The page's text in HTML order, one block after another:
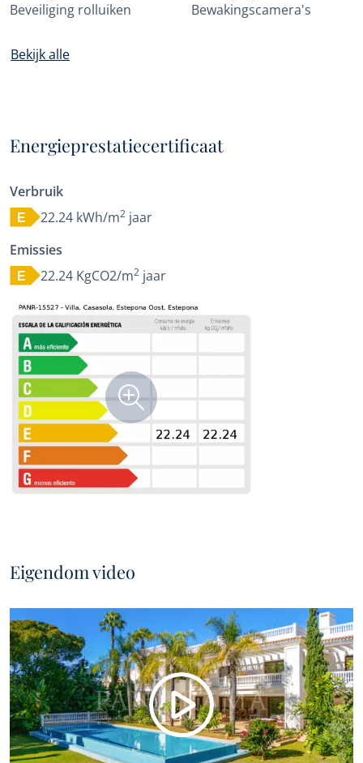
Beveiliging rolluiken
Bewakingscamera's
Bekijk alle
Energieprestatiecertificaat
Verbruik
E 22.24 kWh/m2 jaar
Emissies
E 22.24 KgCO2/m2 jaar
Eigendom video